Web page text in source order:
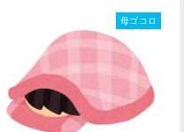
母ゴコロ